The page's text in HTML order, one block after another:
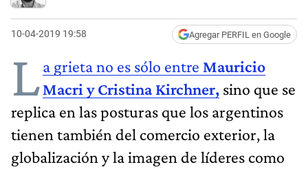
10-04-2019 19:58 Agregar PERFIL en Google
La grieta no es sólo entre Mauricio
Macri y Cristina Kirchner, sino que se
replica en las posturas que los argentinos
tienen también del comercio exterior, la
globalización y la imagen de líderes como